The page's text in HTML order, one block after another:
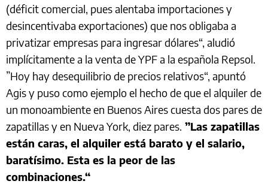
(déficit comercial, pues alentaba importaciones y
desincentivaba exportaciones) que nos obligaba a
privatizar empresas para ingresar dólares“, aludió
implícitamente a la venta de YPF a la española Repsol.
”Hoy hay desequilibrio de precios relativos“, apuntó
Agis y puso como ejemplo el hecho de que el alquiler de
un monoambiente en Buenos Aires cuesta dos pares de
zapatillas y en Nueva York, diez pares. ”Las zapatillas
están caras, el alquiler está barato y el salario,
baratísimo. Esta es la peor de las
combinaciones.“